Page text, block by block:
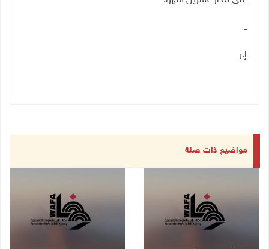
ــ
إ.ر
مواضيع ذات صلة